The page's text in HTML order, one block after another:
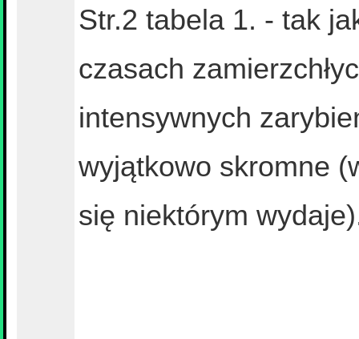
Str.2 tabela 1. - tak
czasach
intensywnych
wyjątkowo skromne
się niektórym